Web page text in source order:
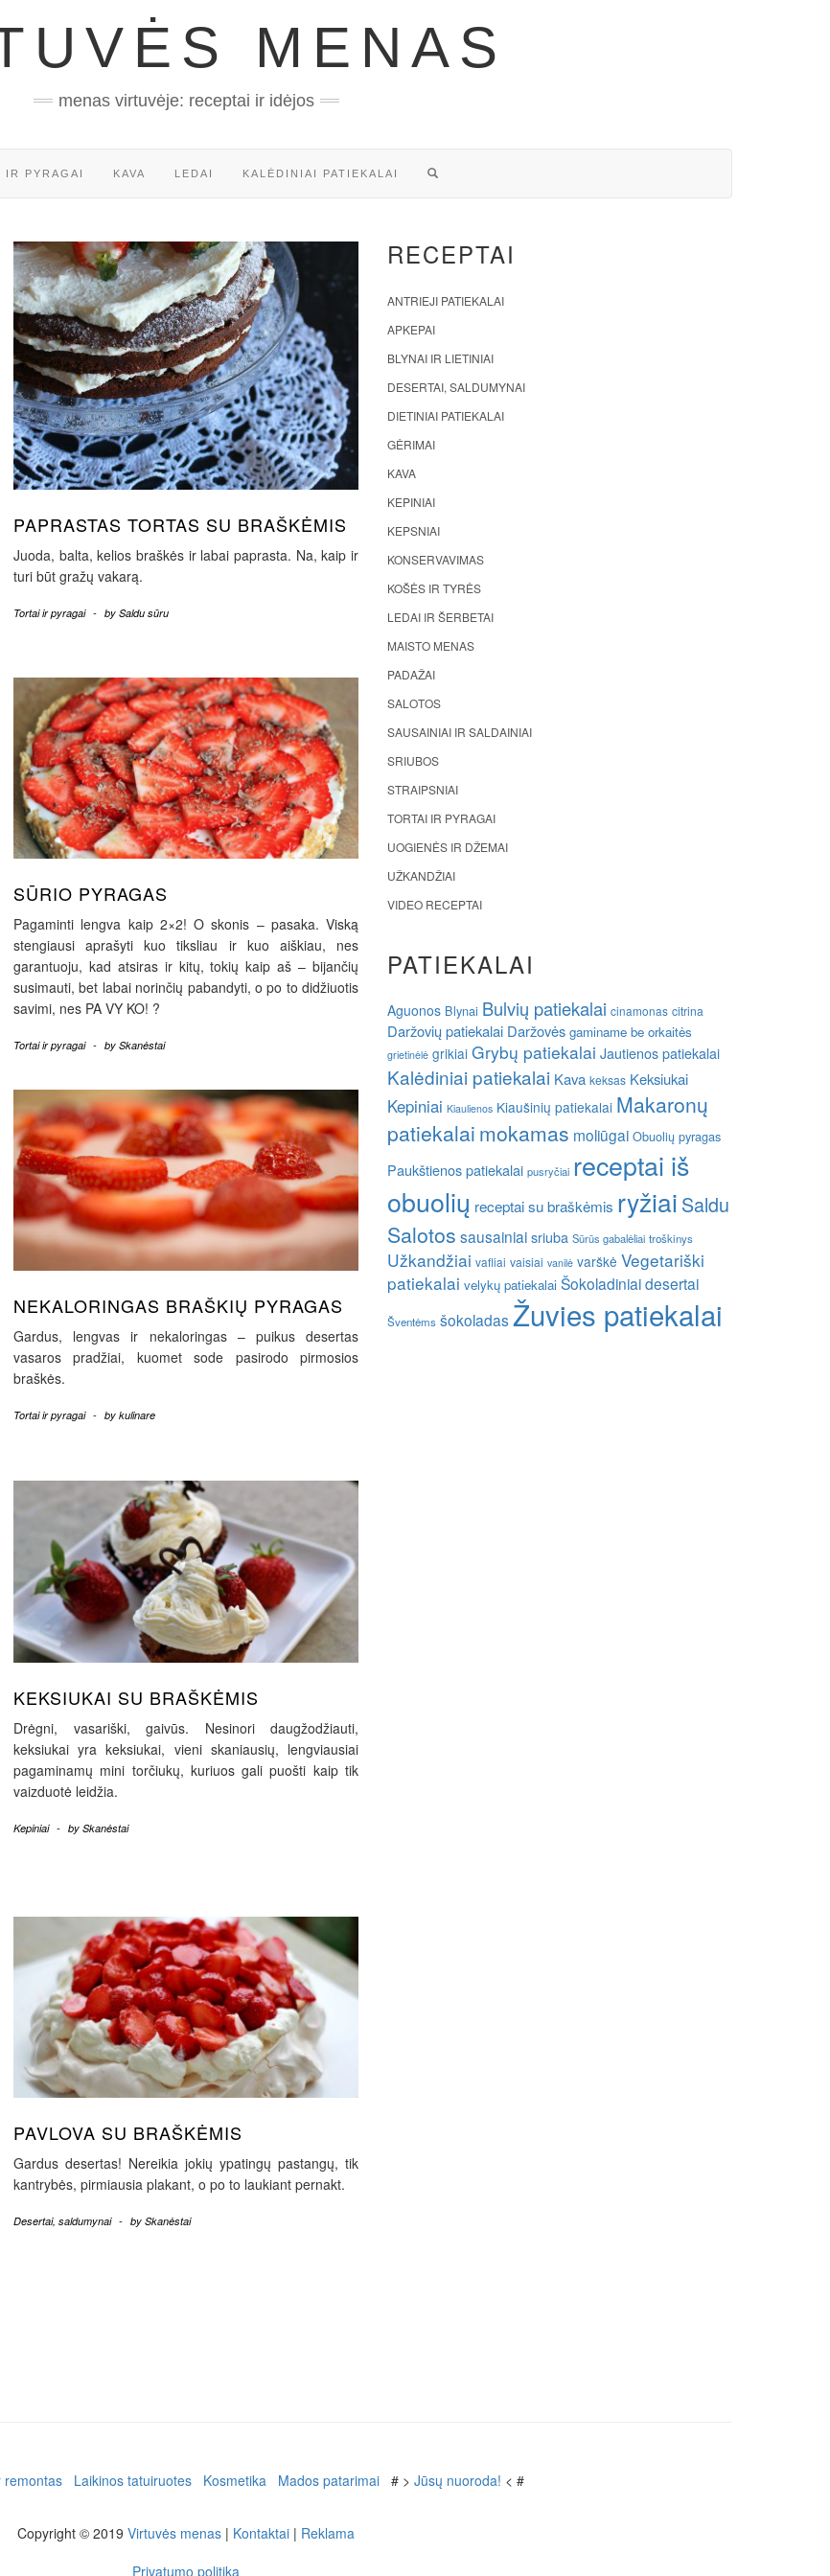
MENAS
menas virtuvėje: receptai ir idėjos
IR PYRAGAI KAVA LEDAI KALĖDINIAI PATIEKALAI
PAPRASTAS TORTAS SU BRAŠKĖMIS
Juoda, balta, kelios braškės ir labai paprasta. Na, kaip ir
turi būt gražų vakarą.
Tortai ir pyragai - by Saldu sūru
SŪRIO PYRAGAS
Pagaminti lengva kaip 2×2! O skonis – pasaka. Viską
stengiausi aprašyti kuo tiksliau ir kuo aiškiau, nes
garantuoju, kad atsiras ir kitų, tokių kaip aš – bijančių
susimauti, bet labai norinčių pabandyti, o po to didžiuotis
savimi, nes PA VY KO! ?
Tortai ir pyragai - by Skanėstai
NEKALORINGAS BRAŠKIŲ PYRAGAS
Gardus, lengvas ir nekaloringas – puikus desertas
vasaros pradžiai, kuomet sode pasirodo pirmosios
braškės.
Tortai ir pyragai - by kulinare
KEKSIUKAI SU BRAŠKĖMIS
Drėgni, vasariški, gaivūs. Nesinori daugžodžiauti,
keksiukai yra keksiukai, vieni skaniausių, lengviausiai
pagaminamų mini torčiukų, kuriuos gali puošti kaip tik
vaizduotė leidžia.
Kepiniai - by Skanėstai
PAVLOVA SU BRAŠKĖMIS
Gardus desertas! Nereikia jokių ypatingų pastangų, tik
kantrybės, pirmiausia plakant, o po to laukiant pernakt.
Desertai, saldumynai - by Skanėstai
RECEPTAI
ANTRIEJI PATIEKALAI
APKEPAI
BLYNAI IR LIETINIAI
DESERTAI, SALDUMYNAI
DIETINIAI PATIEKALAI
GĖRIMAI
KAVA
KEPINIAI
KEPSNIAI
KONSERVAVIMAS
KOŠĖS IR TYRĖS
LEDAI IR ŠERBETAI
MAISTO MENAS
PADAŽAI
SALOTOS
SAUSAINIAI IR SALDAINIAI
SRIUBOS
STRAIPSNIAI
TORTAI IR PYRAGAI
UOGIENĖS IR DŽEMAI
UŽKANDŽIAI
VIDEO RECEPTAI
PATIEKALAI
Aguonos Blynai Bulvių patiekalai cinamonas citrina
Daržovių patiekalai Daržovės gaminame be orkaitės
grietinėlė grikiai Grybų patiekalai Jautienos patiekalai
Kalėdiniai patiekalai Kava keksas Keksiukai
Kepiniai Kiaulienos Kiaušinių patiekalai Makaronų
patiekalai mokamas moliūgai Obuolių pyragas
Paukštienos patiekalai pusryčiai receptai iš
obuolių receptai su braškėmis ryžiai Saldu
Salotos sausainiai sriuba Sūrūs gabalėliai troškinys
Užkandžiai vafliai vaisiai vanilė varškė Vegetariški
patiekalai velykų patiekalai Šokoladiniai desertai
Šventėms šokoladasŽuvies patiekalai
remontas Laikinos tatuiruotes Kosmetika Mados patarimai # > Jūsų nuoroda! < #
Copyright © 2019 Virtuvės menas | Kontaktai | Reklama
Privatumo politika